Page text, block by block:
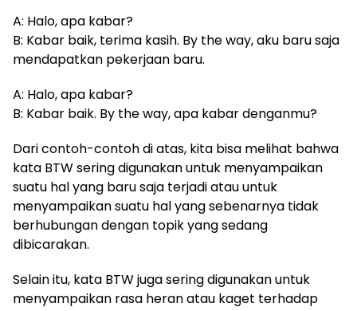
A: Halo, apa kabar?
B: Kabar baik, terima kasih. By the way, aku baru saja
mendapatkan pekerjaan baru.
A: Halo, apa kabar?
B: Kabar baik. By the way, apa kabar denganmu?
Dari contoh-contoh di atas, kita bisa melihat bahwa
kata BTW sering digunakan untuk menyampaikan
suatu hal yang baru saja terjadi atau untuk
menyampaikan suatu hal yang sebenarnya tidak
berhubungan dengan topik yang sedang
dibicarakan.
Selain itu, kata BTW juga sering digunakan untuk
menyampaikan rasa heran atau kaget terhadap